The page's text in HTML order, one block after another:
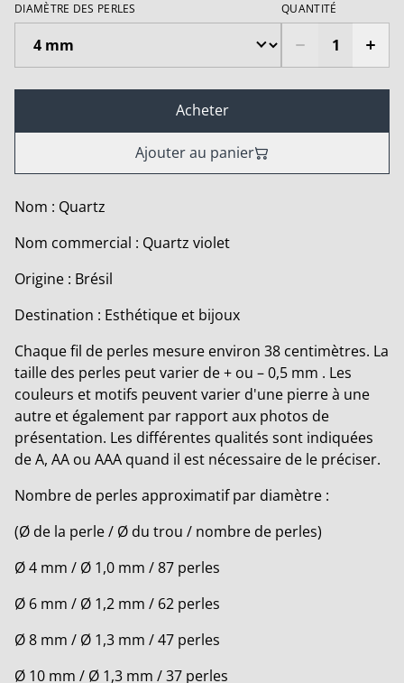
DIAMÈTRE DES PERLES QUANTITÉ
Acheter
Ajouter au panier
Nom : Quartz
Nom commercial : Quartz violet
Origine : Brésil
Destination : Esthétique et bijoux
Chaque fil de perles mesure environ 38 centimètres. La
taille des perles peut varier de + ou – 0,5 mm . Les
couleurs et motifs peuvent varier d'une pierre à une
autre et également par rapport aux photos de
présentation. Les différentes qualités sont indiquées
de A, AA ou AAA quand il est nécessaire de le préciser.
Nombre de perles approximatif par diamètre :
(Ø de la perle / Ø du trou / nombre de perles)
Ø 4 mm / Ø 1,0 mm / 87 perles
Ø 6 mm / Ø 1,2 mm / 62 perles
Ø 8 mm / Ø 1,3 mm / 47 perles
Ø 10 mm / Ø 1,3 mm / 37 perles